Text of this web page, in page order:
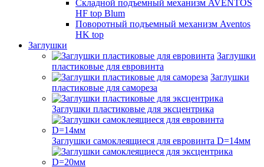
Складной подъемный механизм AVENTOS
HF top Blum
Поворотный подъемный механизм Aventos
HK top
Заглушки
Заглушки
пластиковые для евровинта
Заглушки
пластиковые для самореза
Заглушки пластиковые для эксцентрика
Заглушки самоклеящиеся для евровинта D=14мм